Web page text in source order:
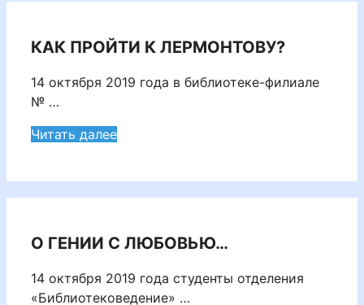
КАК ПРОЙТИ К ЛЕРМОНТОВУ?
14 октября 2019 года в библиотеке-филиале
№ …
Читать далее
О ГЕНИИ С ЛЮБОВЬЮ…
14 октября 2019 года студенты отделения
«Библиотековедение» …